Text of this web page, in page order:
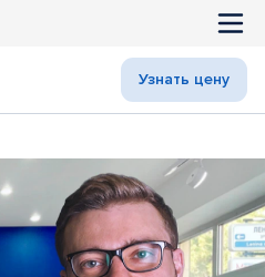
Узнать цену